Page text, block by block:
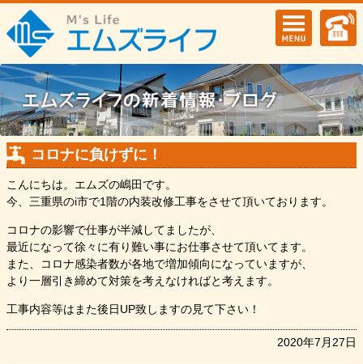
コロナに負けずに！
こんにちは。エムズの嶋田です。
今、三重県のi市で1階の内装改修工事をさせて頂いております。
コロナの影響で仕事が半減してましたが、
最近になって徐々に有り難い事にお仕事させて頂いてます。
また、コロナ感染者数が各地で増加傾向になっていますが、
より一層引き締めて対策を考えなければと考えます。
工事内容等はまた後日UP致しますの見て下さい！
2020年7月27日